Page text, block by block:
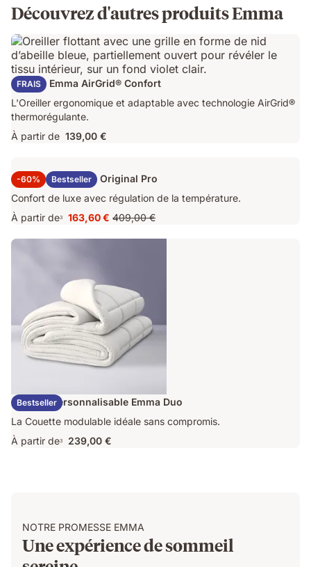
Découvrez d'autres produits Emma
FRAIS
Oreiller Emma AirGrid® Confort
L'Oreiller ergonomique et adaptable avec technologie AirGrid®
thermorégulante.
À partir de 139,00 €
-60% Bestseller
Surmatelas Emma Original Pro
Confort de luxe avec régulation de la température.
À partir de3
Prix
163,60 €
163,60 € Prix
d'origine
409,00 €
Bestseller
Couette Personnalisable Emma Duo
La Couette modulable idéale sans compromis.
À partir de3 239,00 €
NOTRE PROMESSE EMMA
Une expérience de sommeil